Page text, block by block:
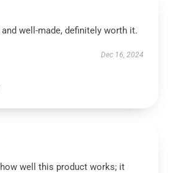
well-made, definitely worth it.
Dec 16, 2024
how well this product works; it